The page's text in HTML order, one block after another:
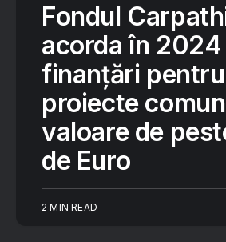
Fondul
acorda în 2024
finanțări pentru
proiecte
valoare de
de Euro
2 MIN READ